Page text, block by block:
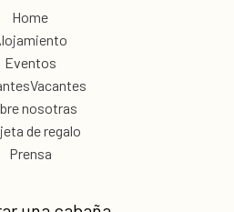
Home
Eventos
nosotras
de regalo
Prensa